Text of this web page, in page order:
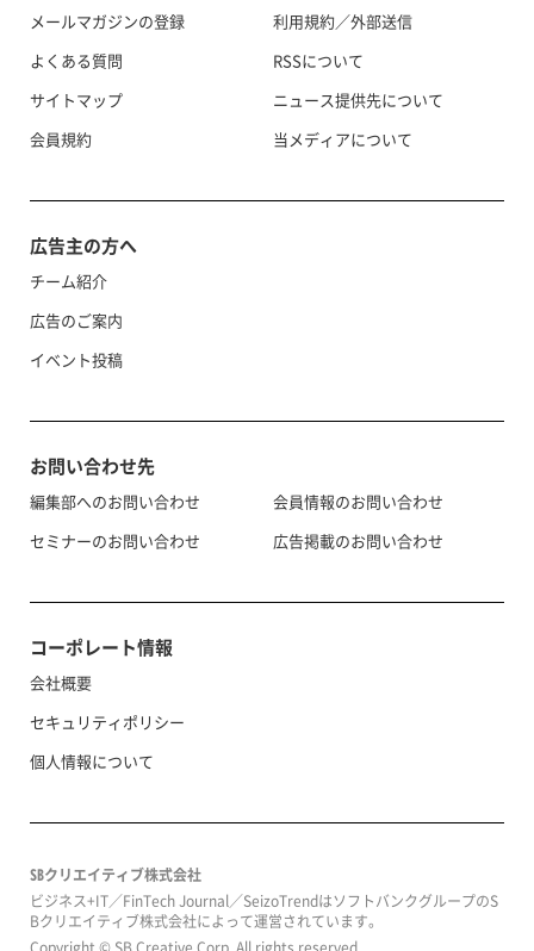
メールマガジンの登録
よくある質問
サイトマップ
会員規約
利用規約／外部送信
RSSについて
ニュース提供先について
当メディアについて
広告主の方へ
チーム紹介
広告のご案内
イベント投稿
お問い合わせ先
編集部へのお問い合わせ
セミナーのお問い合わせ
会員情報のお問い合わせ
広告掲載のお問い合わせ
コーポレート情報
会社概要
セキュリティポリシー
個人情報について
SBクリエイティブ株式会社
ビジネス+IT／FinTech Journal／SeizoTrendはソフトバンクグループのS
Bクリエイティブ株式会社によって運営されています。